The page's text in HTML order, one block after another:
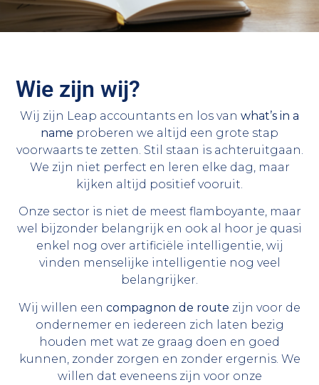
Wie zijn wij?
Wij zijn Leap accountants en los van what’s in a
name proberen we altijd een grote stap
voorwaarts te zetten. Stil staan is achteruitgaan.
We zijn niet perfect en leren elke dag, maar
kijken altijd positief vooruit.
Onze sector is niet de meest flamboyante, maar
wel bijzonder belangrijk en ook al hoor je quasi
enkel nog over artificiële intelligentie, wij
vinden menselijke intelligentie nog veel
belangrijker.
Wij willen een compagnon de route zijn voor de
ondernemer en iedereen zich laten bezig
houden met wat ze graag doen en goed
kunnen, zonder zorgen en zonder ergernis. We
willen dat eveneens zijn voor onze